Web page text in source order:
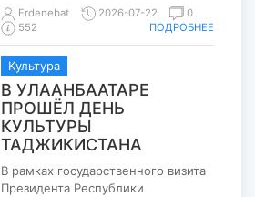
Erdenebat 2026-07-22
0
552
ПОДРОБНЕЕ
Kультура
В УЛААНБААТАРЕ
ПРОШЁЛ ДЕНЬ
КУЛЬТУРЫ
ТАДЖИКИСТАНА
В рамках государственного визита
Президента Республики